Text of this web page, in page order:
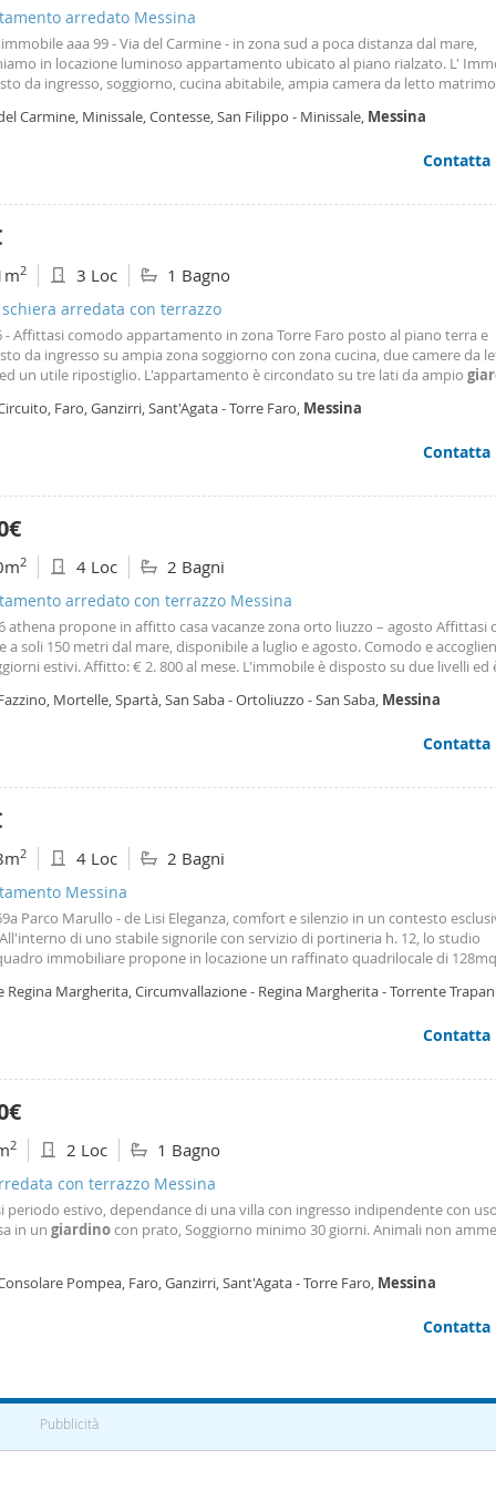
arredato Messina
aaa 99 - Via del Carmine - in zona sud a poca distanza dal mare,
in locazione luminoso appartamento ubicato al piano rialzato. L'
da ingresso, soggiorno, cucina abitabile, ampia camera da letto
termoautonomo ed infissi in alluminio e vetro camera. Possibilità di
Carmine, Minissale, Contesse, San Filippo - Minissale, Messina
Contatta
2 3 Loc 1 Bagno
arredata con terrazzo
- Affittasi comodo appartamento in zona Torre Faro posto al piano terra e
da ingresso su ampia zona soggiorno con zona cucina, due camere da
un utile ripostiglio. L'appartamento è circondato su tre lati da ampio
l'appartamento due posti scoperti
Faro, Ganzirri, Sant'Agata - Torre Faro, Messina
Contatta
2 4 Loc 2 Bagni
arredato con terrazzo Messina
athena propone in affitto casa vacanze zona orto liuzzo – agosto Affittasi
a soli 150 metri dal mare, disponibile a luglio e agosto. Comodo e
estivi. Affitto: € 2. 800 al mese. L'immobile è disposto su due livelli ed
da letto, bagno e 2 balconi. Completa la proprietà un posto auto riservato.
Mortelle, Spartà, San Saba - Ortoliuzzo - San Saba, Messina
Contatta
2 4 Loc 2 Bagni
Messina
Parco Marullo - de Lisi Eleganza, comfort e silenzio in un contesto
di uno stabile signorile con servizio di portineria h. 12, lo studio
immobiliare propone in locazione un raffinato quadrilocale di
un valore raro e sempre
Regina Margherita, Circumvallazione - Regina Margherita - Torrente
Contatta
2 2 Loc 1 Bagno
con terrazzo Messina
periodo estivo, dependance di una villa con ingresso indipendente con
in un giardinocon prato, Soggiorno minimo 30 giorni. Animali non
Pompea, Faro, Ganzirri, Sant'Agata - Torre Faro, Messina
Contatta
Pubblicità